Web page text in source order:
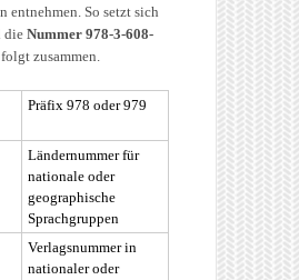
entnehmen. So setzt sich
die Nummer 978-3-608-
zusammen.
Präfix 978 oder 979
Ländernummer für
nationale oder
geographische
Sprachgruppen
Verlagsnummer in
nationaler oder